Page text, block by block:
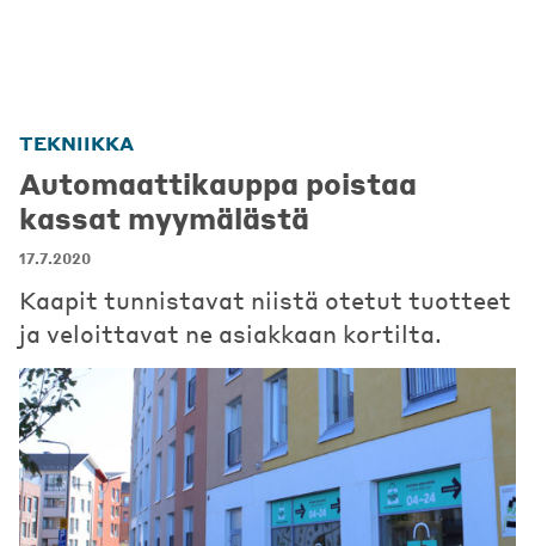
TEKNIIKKA
Automaattikauppa poistaa
kassat myymälästä
17.7.2020
Kaapit tunnistavat niistä otetut tuotteet
ja veloittavat ne asiakkaan kortilta.